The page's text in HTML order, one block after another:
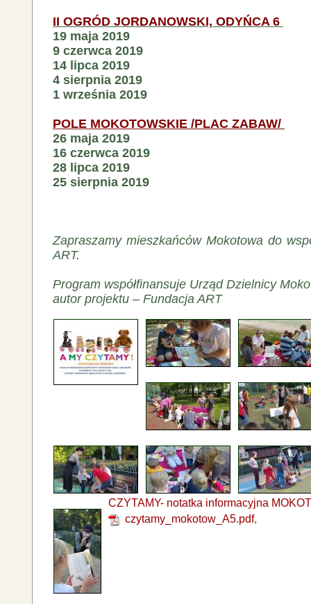
II OGRÓD JORDANOWSKI, ODYŃCA 6
19 maja 2019
9 czerwca 2019
14 lipca 2019
4 sierpnia 2019
1 września 2019
POLE MOKOTOWSKIE /PLAC ZABAW/
26 maja 2019
16 czerwca 2019
28 lipca 2019
25 sierpnia 2019
Zapraszamy mieszkańców Mokotowa do
ART.
Program współfinansuje Urząd Dzielnicy
autor projektu – Fundacja ART
CZYTAMY- notatka informacyjna
czytamy_mokotow_A5.pdf,